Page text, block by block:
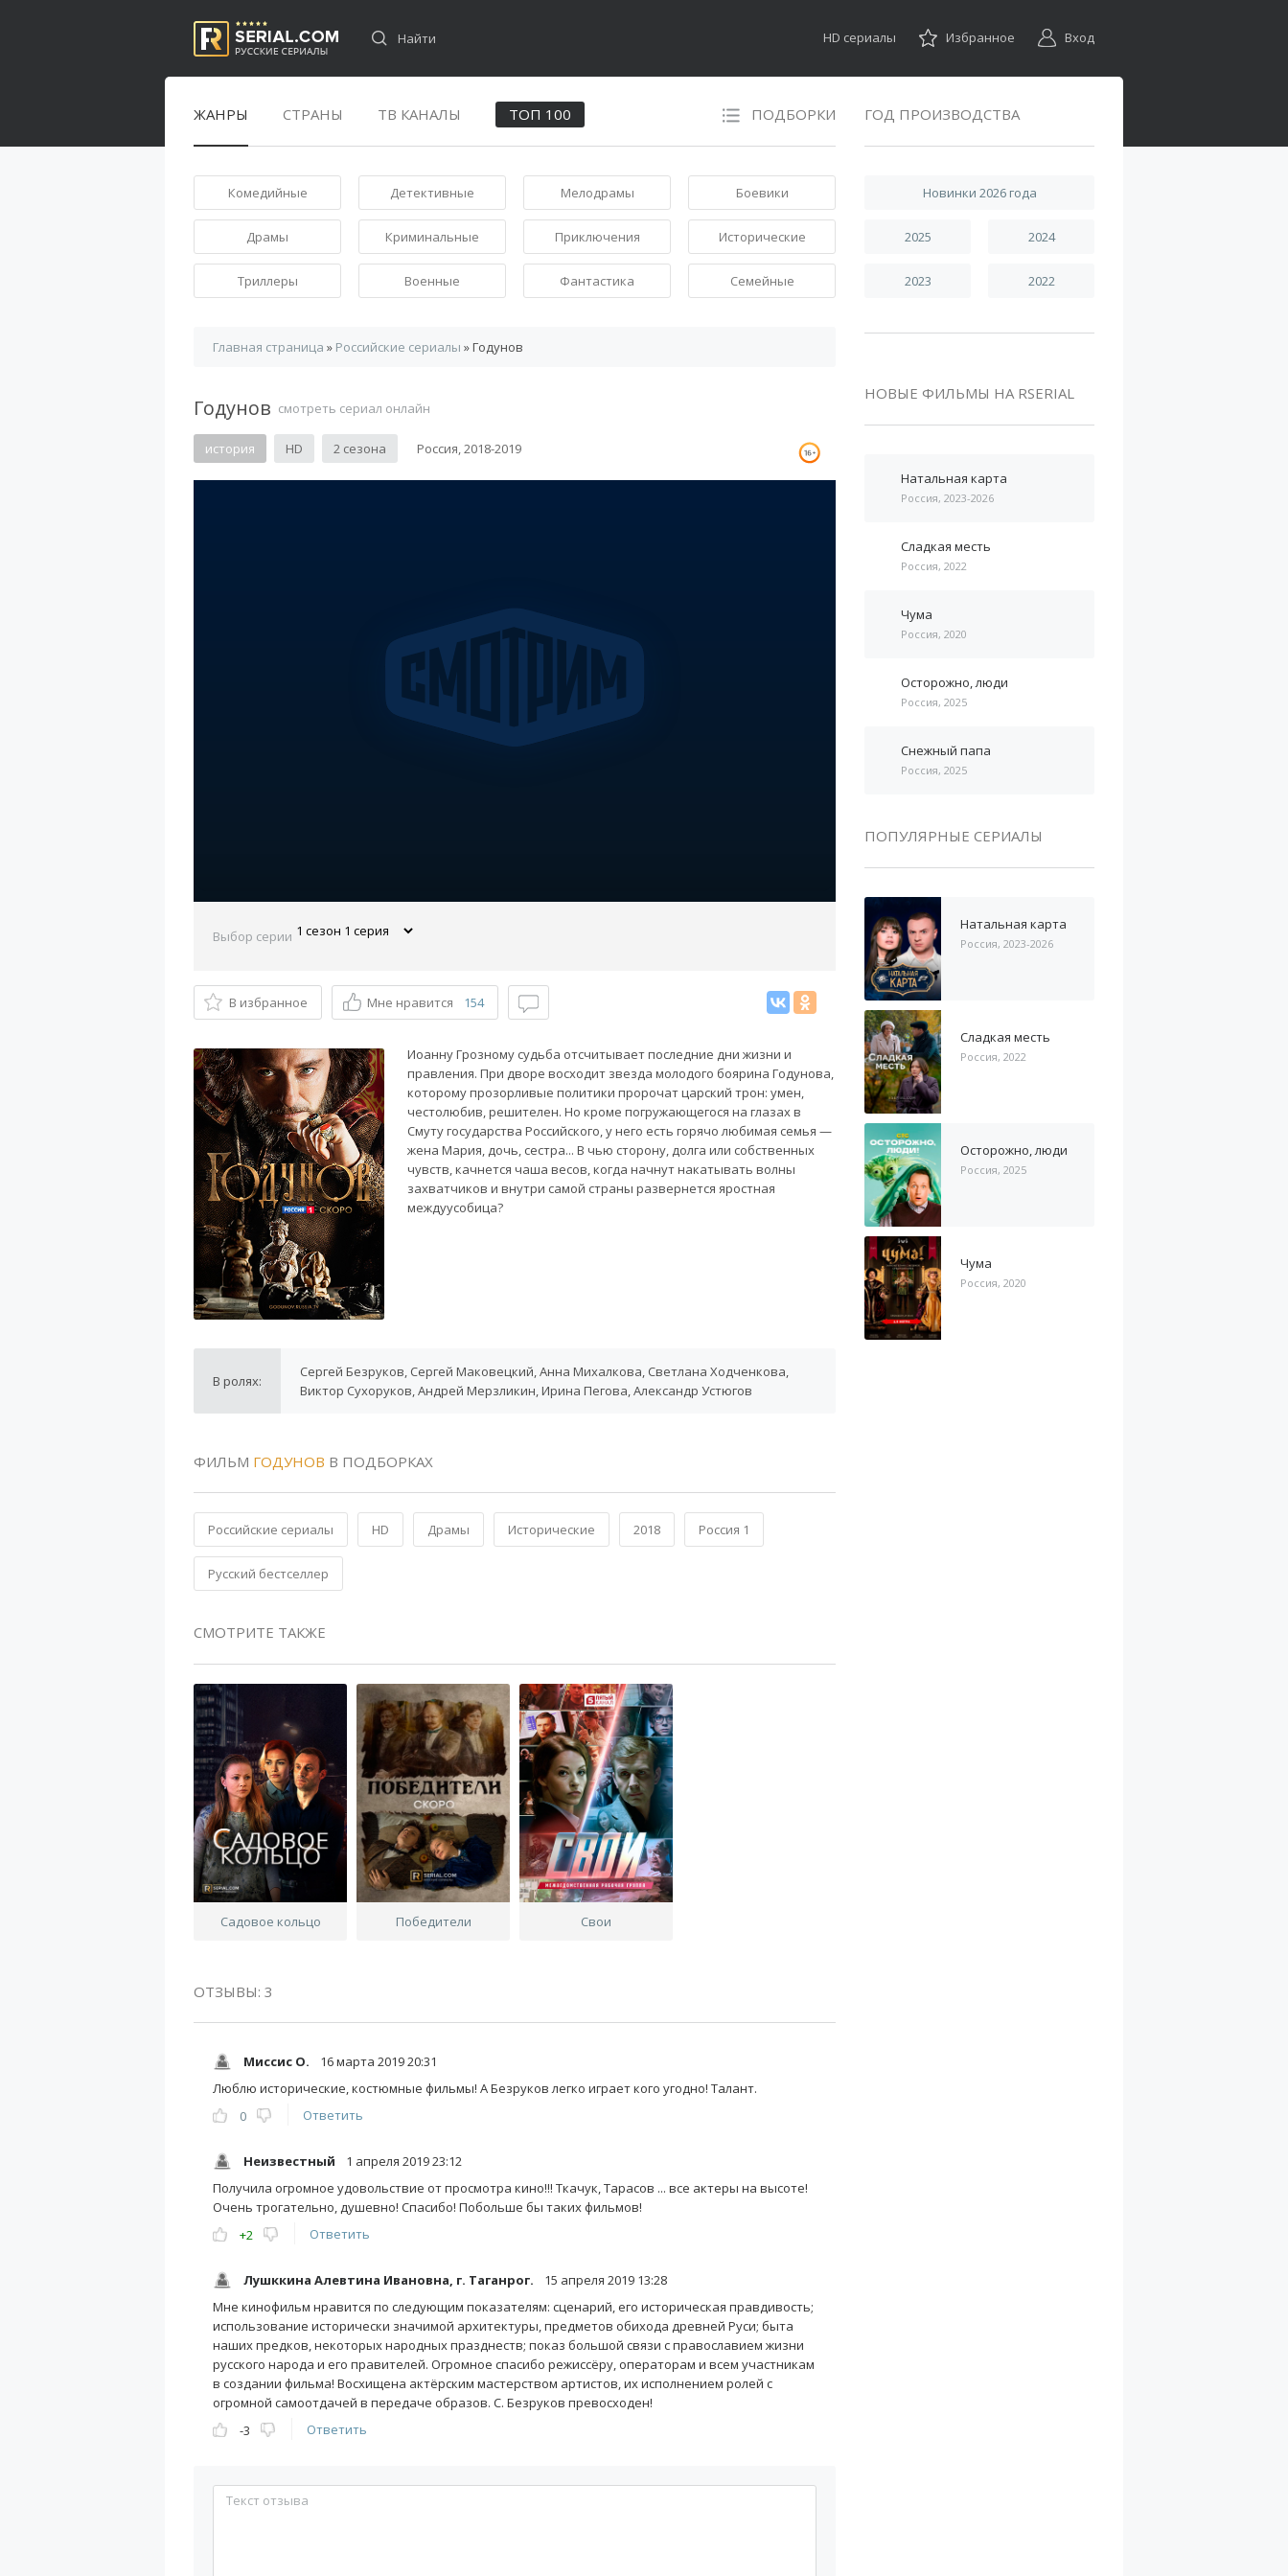
HD сериалы Избранное Вход
ЖАНРЫ СТРАНЫ ТВ КАНАЛЫ ПОДБОРКИ
ТОП 100
Комедийные Детективные Мелодрамы Боевики
Драмы Криминальные Приключения Исторические
Триллеры Военные Фантастика Семейные
Главная страница » Российские сериалы » Годунов
Годунов смотреть сериал онлайн
история HD 2 сезона Россия, 2018-2019
Выбор серии
В избранное Мне нравится 154
Иоанну Грозному судьба отсчитывает последние дни жизни и
правления. При дворе восходит звезда молодого боярина Годунова,
которому прозорливые политики пророчат царский трон: умен,
честолюбив, решителен. Но кроме погружающегося на глазах в
Смуту государства Российского, у него есть горячо любимая семья —
жена Мария, дочь, сестра... В чью сторону, долга или собственных
чувств, качнется чаша весов, когда начнут накатывать волны
захватчиков и внутри самой страны развернется яростная
междуусобица?
В ролях:
Сергей Безруков, Сергей Маковецкий, Анна Михалкова, Светлана Ходченкова,
Виктор Сухоруков, Андрей Мерзликин, Ирина Пегова, Александр Устюгов
ФИЛЬМ ГОДУНОВ В ПОДБОРКАХ
Российские сериалы HD Драмы Исторические 2018 Россия 1
Русский бестселлер
СМОТРИТЕ ТАКЖЕ
Садовое кольцо Победители Свои
ОТЗЫВЫ: 3
Миссис О.
16 марта 2019 20:31
Люблю исторические, костюмные фильмы! А Безруков легко играет кого угодно! Талант.
0
Ответить
Неизвестный
1 апреля 2019 23:12
Получила огромное удовольствие от просмотра кино!!! Ткачук, Тарасов ... все актеры на высоте!
Очень трогательно, душевно! Спасибо! Побольше бы таких фильмов!
+2
Ответить
Лушккина Алевтина Ивановна, г. Таганрог.
15 апреля 2019 13:28
Мне кинофильм нравится по следующим показателям: сценарий, его историческая правдивость;
использование исторически значимой архитектуры, предметов обихода древней Руси; быта
наших предков, некоторых народных празднеств; показ большой связи с православием жизни
русского народа и его правителей. Огромное спасибо режиссёру, операторам и всем участникам
в создании фильма! Восхищена актёрским мастерством артистов, их исполнением ролей с
огромной самоотдачей в передаче образов. С. Безруков превосходен!
-3
Ответить
ГОД ПРОИЗВОДСТВА
Новинки 2026 года
2025 2024
2023 2022
НОВЫЕ ФИЛЬМЫ НА RSERIAL
Натальная карта
Россия, 2023-2026
Сладкая месть
Россия, 2022
Чума
Россия, 2020
Осторожно, люди
Россия, 2025
Снежный папа
Россия, 2025
ПОПУЛЯРНЫЕ СЕРИАЛЫ
Натальная карта
Россия, 2023-2026
Сладкая месть
Россия, 2022
Осторожно, люди
Россия, 2025
Чума
Россия, 2020